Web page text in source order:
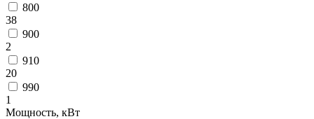
800
38
900
2
910
20
990
1
Мощность, кВт